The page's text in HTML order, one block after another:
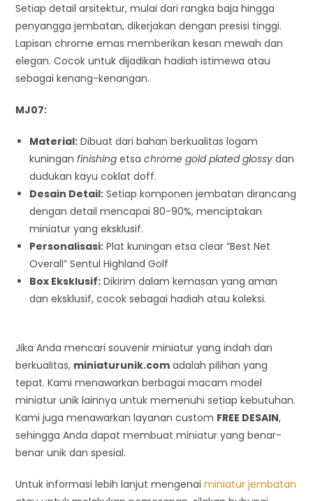
Setiap detail arsitektur, mulai dari rangka baja hingga
penyangga jembatan, dikerjakan dengan presisi tinggi.
Lapisan chrome emas memberikan kesan mewah dan
elegan. Cocok untuk dijadikan hadiah istimewa atau
sebagai kenang-kenangan.
MJ07:
Material: Dibuat dari bahan berkualitas logam
kuninganfinishingetsachrome gold plated glossy dan
dudukan kayu coklat doff.
Desain Detail: Setiap komponen jembatan dirancang
dengan detail mencapai 80-90%, menciptakan
miniatur yang eksklusif.
Personalisasi: Plat kuningan etsa clear “Best Net
Overall” Sentul Highland Golf
Box Eksklusif: Dikirim dalam kemasan yang aman
dan eksklusif, cocok sebagai hadiah atau koleksi.
Jika Anda mencari souvenir miniatur yang indah dan
berkualitas, miniaturunik.com adalah pilihan yang
tepat. Kami menawarkan berbagai macam model
miniatur unik lainnya untuk memenuhi setiap kebutuhan.
Kami juga menawarkan layanan custom FREE DESAIN,
sehingga Anda dapat membuat miniatur yang benar-
benar unik dan spesial.
Untuk informasi lebih lanjut mengenaiminiatur jembatan